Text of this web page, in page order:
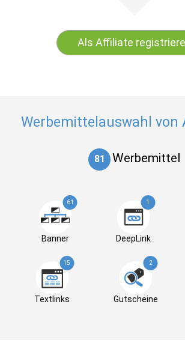
Als Affiliate
Werbemittelauswahl von
81 Werbemittel
61
Banner
1
DeepLink
15
Textlinks
2
Gutscheine